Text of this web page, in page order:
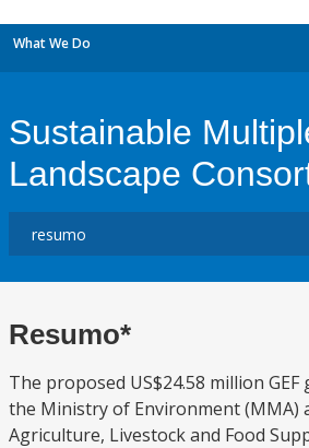
What We Do
Sustainable
Landscape
Resumo*
The proposed US$24.58 million
the Ministry of Environment (MMA)
Agriculture, Livestock and Food